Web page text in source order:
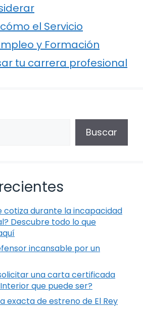
el Servicio
y Formación
tu carrera profesional
Buscar
cotiza durante la incapacidad
Descubre todo lo que
incansable por un
una carta certificada
que puede ser?
exacta de estreno de El Rey